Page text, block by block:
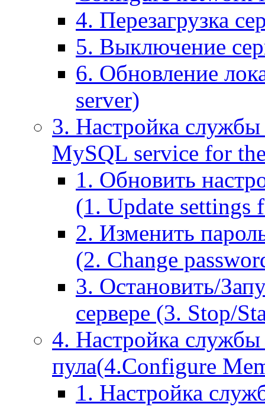
4. Перезагрузка
5. Выключение
6. Обновление
server)
3. Настройка
MySQL service for
1. Обновить
(1. Update settings
2. Изменить
(2. Change
3. Остановить/
сервере (3. Stop/
4. Настройка
пула(4.Configure
1. Настройка